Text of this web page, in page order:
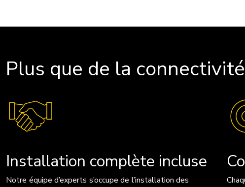
Plus que de la connectivité
Installation complète incluse
Notre équipe d’experts s’occupe de l’installation des